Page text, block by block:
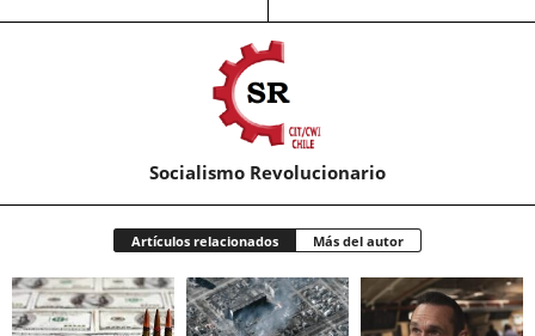
Socialismo Revolucionario
Artículos relacionados Más del autor